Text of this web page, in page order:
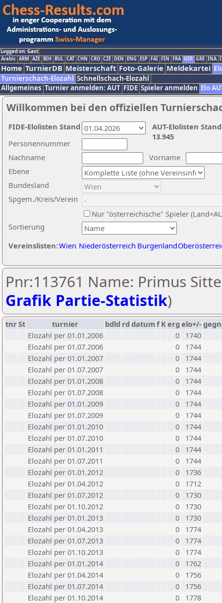
Logged on: Gast
Arabic ARM AZE BIH BUL CAT CHN CRO CZE DEN ENG ESP FAI FIN FRA GER GRE INA
Home TurnierDB Meisterschaft Foto-Galerie Meldekartei
Turnierschach-Elozahl Schnellschach-Elozahl
Allgemeines Turnier anmelden: AUT FIDE Spieler anmelden Elo
Willkommen bei den offiziellen
Nachname
Vorname
Ebene
Sortierung
Personennummer
Bundesland
Spgem./Kreis/Verein
Nur "österreichische" Spieler
Vereinslisten:Wien Niederösterreich Burgenland
AUT-Elolisten
13.945
FIDE-Elolisten Stand
Pnr:113761 Name: Primus
Grafik Partie-Statistik)
tnrSt turnier bdld rd datumf Kerg elo+/-
Elozahl per 01.01.2006
0
1740
Elozahl per 01.07.2006
0
1744
Elozahl per 01.01.2007
0
1744
Elozahl per 01.07.2007
0
1744
Elozahl per 01.01.2008
0
1744
Elozahl per 01.07.2008
0
1744
Elozahl per 01.01.2009
0
1744
Elozahl per 01.07.2009
0
1744
Elozahl per 01.01.2010
0
1744
Elozahl per 01.07.2010
0
1744
Elozahl per 01.01.2011
0
1744
Elozahl per 01.07.2011
0
1744
Elozahl per 01.01.2012
0
1736
Elozahl per 01.04.2012
0
1712
Elozahl per 01.07.2012
0
1730
Elozahl per 01.10.2012
0
1730
Elozahl per 01.01.2013
0
1730
Elozahl per 01.04.2013
0
1774
Elozahl per 01.07.2013
0
1774
Elozahl per 01.10.2013
0
1774
Elozahl per 01.01.2014
0
1762
Elozahl per 01.04.2014
0
1756
Elozahl per 01.07.2014
0
1756
Elozahl per 01.10.2014
0
1778